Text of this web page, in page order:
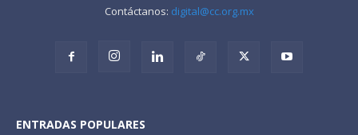
Contáctanos: digital@cc.org.mx
ENTRADAS POPULARES